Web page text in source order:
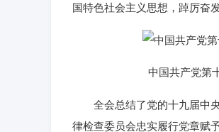
国特色社会主义思想，踔厉奋
中国共产党第十
全会总结了党的十九届中央
律检查委员会忠实履行党章赋